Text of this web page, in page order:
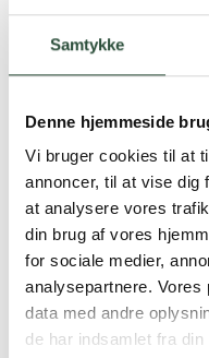
Samtykke
Denne hjemmeside
Vi bruger cookies til at
annoncer, til at vise dig
at analysere vores
din brug af vores
for sociale medier,
analysepartnere. Vores
data med andre
de har indsamlet fra
Hurtig
Faste
*Gælder
Stort
Vi
cremer,